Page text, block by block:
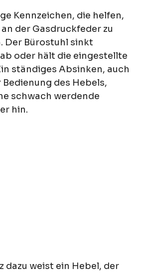
Kennzeichen, die helfen,
der Gasdruckfeder zu
Der Bürostuhl sinkt
oder hält die eingestellte
ständiges Absinken, auch
des Hebels,
schwach werdende
hin.
dazu weist ein Hebel, der